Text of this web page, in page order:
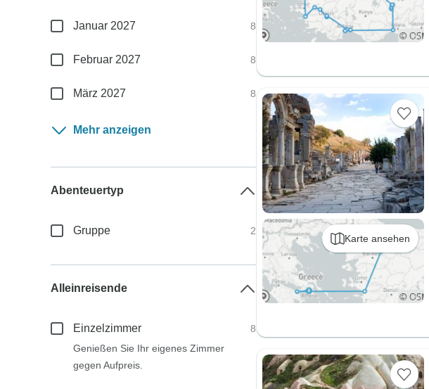
Karte ansehen
Januar 2027 8
Februar 2027 8
März 2027 8
Mehr anzeigen
Abenteuertyp
Gruppe 2
Alleinreisende
Einzelzimmer
8
Genießen Sie Ihr eigenes Zimmer
gegen Aufpreis.